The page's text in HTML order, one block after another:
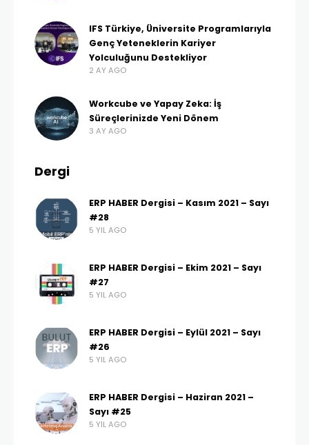
IFS Türkiye, Üniversite Programlarıyla
Genç Yeteneklerin Kariyer
Yolculuğunu Destekliyor
2 AY AGO
Workcube ve Yapay Zeka: İş
Süreçlerinizde Yeni Dönem
3 AY AGO
Dergi
ERP HABER Dergisi – Kasım 2021 – Sayı
#28
5 YIL AGO
ERP HABER Dergisi – Ekim 2021 – Sayı
#27
5 YIL AGO
ERP HABER Dergisi – Eylül 2021 – Sayı
#26
5 YIL AGO
ERP HABER Dergisi – Haziran 2021 –
Sayı #25
5 YIL AGO